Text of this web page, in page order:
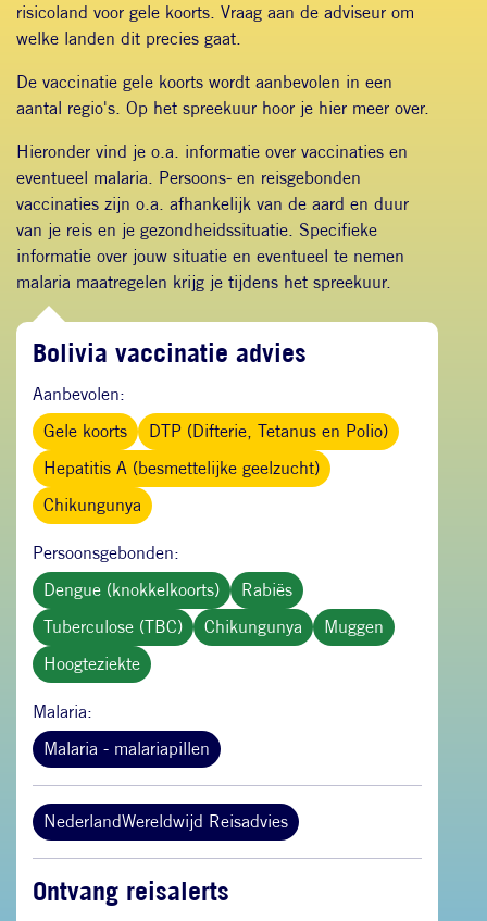
risicoland voor gele koorts. Vraag aan de adviseur om
welke landen dit precies gaat.
De vaccinatie gele koorts wordt aanbevolen in een
aantal regio's. Op het spreekuur hoor je hier meer over.
Hieronder vind je o.a. informatie over vaccinaties en
eventueel malaria. Persoons- en reisgebonden
vaccinaties zijn o.a. afhankelijk van de aard en duur
van je reis en je gezondheidssituatie. Specifieke
informatie over jouw situatie en eventueel te nemen
malaria maatregelen krijg je tijdens het spreekuur.
Bolivia vaccinatie advies
Aanbevolen:
Gele koorts
DTP (Difterie, Tetanus en Polio)
Hepatitis A (besmettelijke geelzucht)
Chikungunya
Persoonsgebonden:
Dengue (knokkelkoorts)
Rabiës
Tuberculose (TBC)
Chikungunya
Muggen
Hoogteziekte
Malaria:
Malaria - malariapillen
NederlandWereldwijd Reisadvies
Ontvang reisalerts